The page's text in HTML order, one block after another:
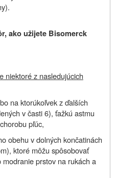
ako užijete Bisomerck
niektoré z nasledujúcich
na ktorúkoľvek z ďalších
v časti 6), ťažkú astmu
pľúc,
obehu v dolných končatinách
ktoré môžu spôsobovať
prstov na rukách a